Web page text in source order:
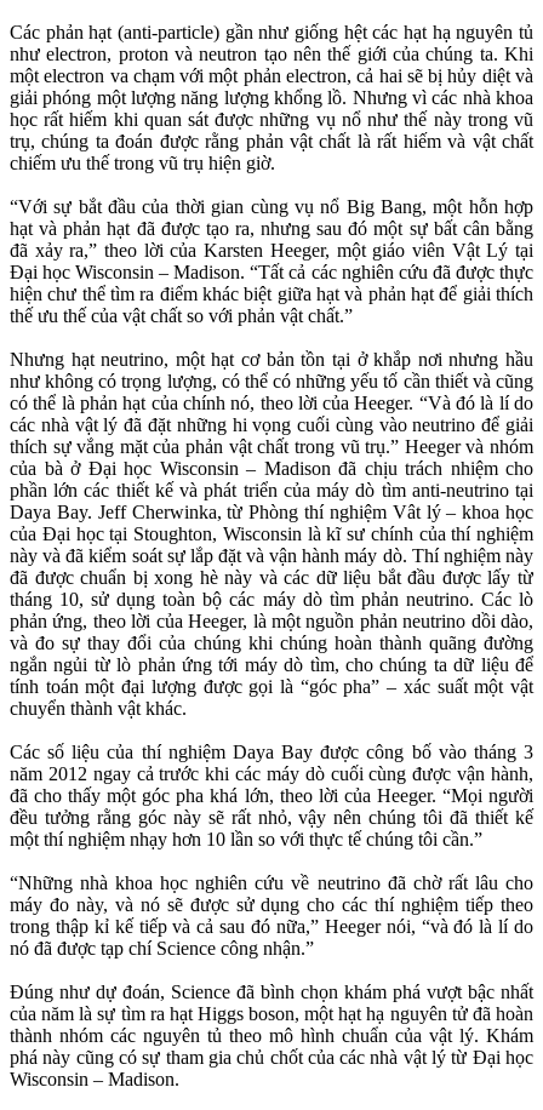
Các phản hạt (anti-particle) gần như giống hệt các hạt hạ nguyên tủ
như electron, proton và neutron tạo nên thế giới của chúng ta. Khi
một electron va chạm với một phản electron, cả hai sẽ bị hủy diệt và
giải phóng một lượng năng lượng khổng lồ. Nhưng vì các nhà khoa
học rất hiếm khi quan sát được những vụ nổ như thế này trong vũ
trụ, chúng ta đoán được rằng phản vật chất là rất hiếm và vật chất
chiếm ưu thế trong vũ trụ hiện giờ.
“Với sự bắt đầu của thời gian cùng vụ nổ Big Bang, một hỗn hợp
hạt và phản hạt đã được tạo ra, nhưng sau đó một sự bất cân bằng
đã xảy ra,” theo lời của Karsten Heeger, một giáo viên Vật Lý tại
Đại học Wisconsin – Madison. “Tất cả các nghiên cứu đã được thực
hiện chư thể tìm ra điểm khác biệt giữa hạt và phản hạt để giải thích
thế ưu thế của vật chất so với phản vật chất.”
Nhưng hạt neutrino, một hạt cơ bản tồn tại ở khắp nơi nhưng hầu
như không có trọng lượng, có thể có những yếu tố cần thiết và cũng
có thể là phản hạt của chính nó, theo lời của Heeger. “Và đó là lí do
các nhà vật lý đã đặt những hi vọng cuối cùng vào neutrino để giải
thích sự vắng mặt của phản vật chất trong vũ trụ.” Heeger và nhóm
của bà ở Đại học Wisconsin – Madison đã chịu trách nhiệm cho
phần lớn các thiết kế và phát triển của máy dò tìm anti-neutrino tại
Daya Bay. Jeff Cherwinka, từ Phòng thí nghiệm Vât lý – khoa học
của Đại học tại Stoughton, Wisconsin là kĩ sư chính của thí nghiệm
này và đã kiểm soát sự lắp đặt và vận hành máy dò. Thí nghiệm này
đã được chuẩn bị xong hè này và các dữ liệu bắt đầu được lấy từ
tháng 10, sử dụng toàn bộ các máy dò tìm phản neutrino. Các lò
phản ứng, theo lời của Heeger, là một nguồn phản neutrino dồi dào,
và đo sự thay đổi của chúng khi chúng hoàn thành quãng đường
ngắn ngủi từ lò phản ứng tới máy dò tìm, cho chúng ta dữ liệu để
tính toán một đại lượng được gọi là “góc pha” – xác suất một vật
chuyển thành vật khác.
Các số liệu của thí nghiệm Daya Bay được công bố vào tháng 3
năm 2012 ngay cả trước khi các máy dò cuối cùng được vận hành,
đã cho thấy một góc pha khá lớn, theo lời của Heeger. “Mọi người
đều tưởng rằng góc này sẽ rất nhỏ, vậy nên chúng tôi đã thiết kế
một thí nghiệm nhạy hơn 10 lần so với thực tế chúng tôi cần.”
“Những nhà khoa học nghiên cứu về neutrino đã chờ rất lâu cho
máy đo này, và nó sẽ được sử dụng cho các thí nghiệm tiếp theo
trong thập kỉ kế tiếp và cả sau đó nữa,” Heeger nói, “và đó là lí do
nó đã được tạp chí Science công nhận.”
Đúng như dự đoán, Science đã bình chọn khám phá vượt bậc nhất
của năm là sự tìm ra hạt Higgs boson, một hạt hạ nguyên tử đã hoàn
thành nhóm các nguyên tủ theo mô hình chuẩn của vật lý. Khám
phá này cũng có sự tham gia chủ chốt của các nhà vật lý từ Đại học
Wisconsin – Madison.